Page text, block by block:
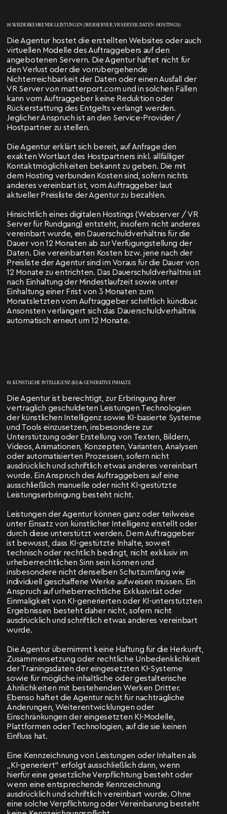
18. WIEDERKEHRENDE LEISTUNGEN (WEBSERVER, VR SERVER, DATEN-HOSTINGS)
Die Agentur hostet die erstellten Websites oder auch
virtuellen Modelle des Auftraggebers auf den
angebotenen Servern. Die Agentur haftet nicht für
den Verlust oder die vorrübergehende
Nichterreichbarkeit der Daten oder einen Ausfall der
VR Server von matterport.com und in solchen Fällen
kann vom Auftraggeber keine Reduktion oder
Rückerstattung des Entgelts verlangt werden.
Jeglicher Anspruch ist an den Service-Provider /
Hostpartner zu stellen.
Die Agentur erklärt sich bereit, auf Anfrage den
exakten Wortlaut des Hostpartners inkl. allfälliger
Kontaktmöglichkeiten bekannt zu geben. Die mit
dem Hosting verbunden Kosten sind, sofern nichts
anderes vereinbart ist, vom Auftraggeber laut
aktueller Preisliste der Agentur zu bezahlen.
Hinsichtlich eines digitalen Hostings (Webserver / VR
Server für Rundgang) entsteht, insofern nicht anderes
vereinbart wurde, ein Dauerschuldverhältnis für die
Dauer von 12 Monaten ab zur Verfügungstellung der
Daten. Die vereinbarten Kosten bzw. jene nach der
Preisliste der Agentur sind im Voraus für die Dauer von
12 Monate zu entrichten. Das Dauerschuldverhältnis ist
nach Einhaltung der Mindestlaufzeit sowie unter
Einhaltung einer Frist von 3 Monaten zum
Monatsletzten vom Auftraggeber schriftlich kündbar.
Ansonsten verlängert sich das Dauerschuldverhältnis
automatisch erneut um 12 Monate.
19. KÜNSTLICHE INTELLIGENZ (KI) & GENERATIVE INHALTE
Die Agentur ist berechtigt, zur Erbringung ihrer
vertraglich geschuldeten Leistungen Technologien
der künstlichen Intelligenz sowie KI-basierte Systeme
und Tools einzusetzen, insbesondere zur
Unterstützung oder Erstellung von Texten, Bildern,
Videos, Animationen, Konzepten, Varianten, Analysen
oder automatisierten Prozessen, sofern nicht
ausdrücklich und schriftlich etwas anderes vereinbart
wurde. Ein Anspruch des Auftraggebers auf eine
ausschließlich manuelle oder nicht KI-gestützte
Leistungserbringung besteht nicht.
Leistungen der Agentur können ganz oder teilweise
unter Einsatz von künstlicher Intelligenz erstellt oder
durch diese unterstützt werden. Dem Auftraggeber
ist bewusst, dass KI-gestützte Inhalte, soweit
technisch oder rechtlich bedingt, nicht exklusiv im
urheberrechtlichen Sinn sein können und
insbesondere nicht denselben Schutzumfang wie
individuell geschaffene Werke aufweisen müssen. Ein
Anspruch auf urheberrechtliche Exklusivität oder
Einmaligkeit von KI-generierten oder KI-unterstützten
Ergebnissen besteht daher nicht, sofern nicht
ausdrücklich und schriftlich etwas anderes vereinbart
wurde.
Die Agentur übernimmt keine Haftung für die Herkunft,
Zusammensetzung oder rechtliche Unbedenklichkeit
der Trainingsdaten der eingesetzten KI-Systeme
sowie für mögliche inhaltliche oder gestalterische
Ähnlichkeiten mit bestehenden Werken Dritter.
Ebenso haftet die Agentur nicht für nachträgliche
Änderungen, Weiterentwicklungen oder
Einschränkungen der eingesetzten KI-Modelle,
Plattformen oder Technologien, auf die sie keinen
Einfluss hat.
Eine Kennzeichnung von Leistungen oder Inhalten als
„KI-generiert“ erfolgt ausschließlich dann, wenn
hierfür eine gesetzliche Verpflichtung besteht oder
wenn eine entsprechende Kennzeichnung
ausdrücklich und schriftlich vereinbart wurde. Ohne
eine solche Verpflichtung oder Vereinbarung besteht